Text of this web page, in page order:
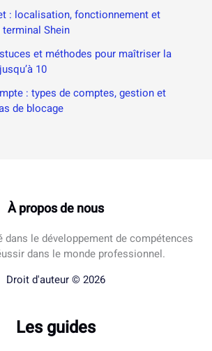
: localisation, fonctionnement et
Shein
et méthodes pour maîtriser la
10
: types de comptes, gestion et
de blocage
À propos de nous
dans le développement de compétences
dans le monde professionnel.
Droit d'auteur © 2026
Les guides